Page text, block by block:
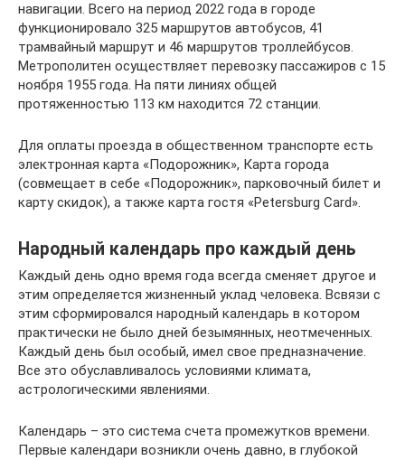
навигации. Всего на период 2022 года в городе
функционировало 325 маршрутов автобусов, 41
трамвайный маршрут и 46 маршрутов троллейбусов.
Метрополитен осуществляет перевозку пассажиров с 15
ноября 1955 года. На пяти линиях общей
протяженностью 113 км находится 72 станции.
Для оплаты проезда в общественном транспорте есть
электронная карта «Подорожник», Карта города
(совмещает в себе «Подорожник», парковочный билет и
карту скидок), а также карта гостя «Petersburg Card».
Народный календарь про каждый день
Каждый день одно время года всегда сменяет другое и
этим определяется жизненный уклад человека. Всвязи с
этим сформировался народный календарь в котором
практически не было дней безымянных, неотмеченных.
Каждый день был особый, имел свое предназначение.
Все это обуславливалось условиями климата,
астрологическими явлениями.
Календарь – это система счета промежутков времени.
Первые календари возникли очень давно, в глубокой